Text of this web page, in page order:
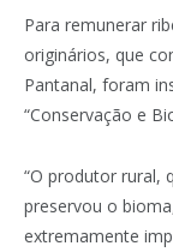
Para remunerar
originários, que
Pantanal, foram
“Conservação e
“O produtor rural,
preservou o
extremamente